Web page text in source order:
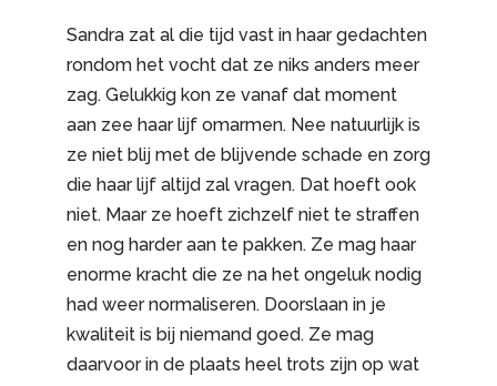
Sandra zat al die tijd vast in haar gedachten
rondom het vocht dat ze niks anders meer
zag. Gelukkig kon ze vanaf dat moment
aan zee haar lijf omarmen. Nee natuurlijk is
ze niet blij met de blijvende schade en zorg
die haar lijf altijd zal vragen. Dat hoeft ook
niet. Maar ze hoeft zichzelf niet te straffen
en nog harder aan te pakken. Ze mag haar
enorme kracht die ze na het ongeluk nodig
had weer normaliseren. Doorslaan in je
kwaliteit is bij niemand goed. Ze mag
daarvoor in de plaats heel trots zijn op wat